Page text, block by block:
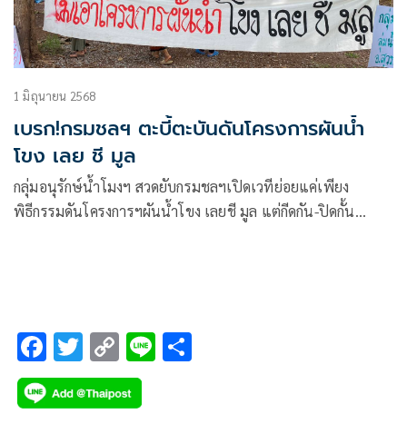
1 มิถุนายน 2568
เบรก!กรมชลฯ ตะบี้ตะบันดันโครงการผันน้ำ
โขง เลย ชี มูล
กลุ่มอนุรักษ์น้ำโมงฯ สวดยับกรมชลฯเปิดเวทีย่อยแค่เพียง
พิธีกรรมดันโครงการฯผันน้ำโขง เลยชี มูล แต่กีดกัน-ปิดกั้น
F
ac
e
T
wi
tt
C
o
p
Li